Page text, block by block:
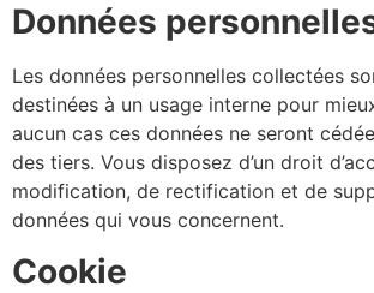
Données
Les données personnelles collectées
destinées à un usage interne pour
aucun cas ces données ne seront
des tiers. Vous disposez d’un droit
modification, de rectification et de
données qui vous concernent.
Cookie